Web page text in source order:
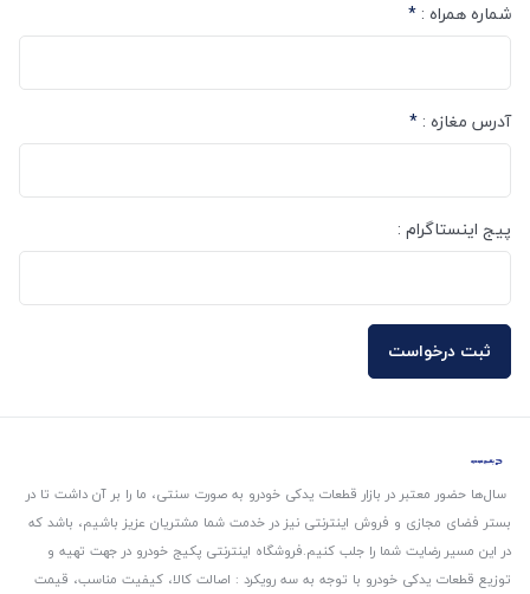
شماره همراه : *
آدرس مغازه : *
پیج اینستاگرام :
ثبت درخواست
سال‌ها حضور معتبر در بازار قطعات یدکی خودرو به صورت سنتی، ما را بر آن داشت تا در
بستر فضای مجازی و فروش اینترنتی نیز در خدمت شما مشتریان عزیز باشیم، باشد که
در این مسیر رضایت شما را جلب کنیم.فروشگاه اینترنتی پکیج خودرو در جهت تهیه و
توزیع قطعات یدکی خودرو با توجه به سه رویکرد : اصالت کالا، کیفیت مناسب، قیمت